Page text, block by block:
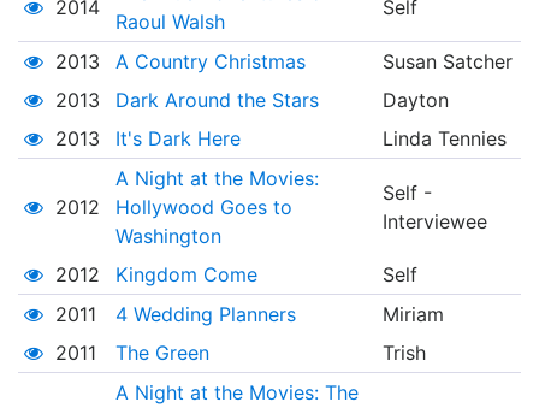
2014
Raoul Walsh
Self
2013 A Country Christmas
Susan Satcher
2013
Dark Around the Stars
Dayton
2013
It's Dark Here Linda Tennies
2012
A Night at the Movies:
Hollywood Goes to
Washington
Self -
Interviewee
2012 Kingdom Come
Self
2011
4 Wedding Planners
Miriam
2011
The Green Trish
A Night at the Movies: The